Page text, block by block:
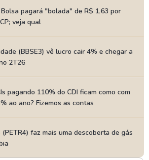
pagará "bolada" de R$ 1,63 por
veja qual
(BBSE3) vê lucro cair 4% e chegar a
2T26
pagando 110% do CDI ficam como com
ao ano? Fizemos as contas
faz mais uma descoberta de gás